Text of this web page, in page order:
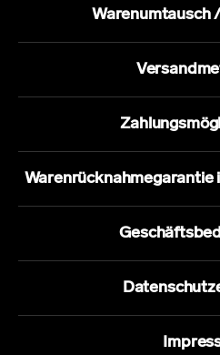
Warenumtausch
Warenrücknahmegarantie